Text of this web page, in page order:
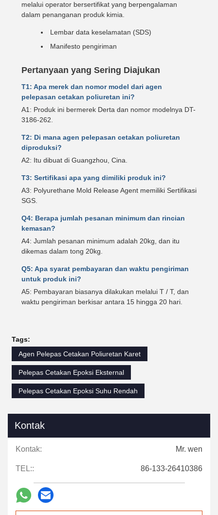
melalui operator bersertifikat yang berpengalaman
dalam penanganan produk kimia.
Lembar data keselamatan (SDS)
Manifesto pengiriman
Pertanyaan yang Sering Diajukan
T1: Apa merek dan nomor model dari agen
pelepasan cetakan poliuretan ini?
A1: Produk ini bermerek Derta dan nomor modelnya DT-
3186-262.
T2: Di mana agen pelepasan cetakan poliuretan
diproduksi?
A2: Itu dibuat di Guangzhou, Cina.
T3: Sertifikasi apa yang dimiliki produk ini?
A3: Polyurethane Mold Release Agent memiliki Sertifikasi
SGS.
Q4: Berapa jumlah pesanan minimum dan rincian
kemasan?
A4: Jumlah pesanan minimum adalah 20kg, dan itu
dikemas dalam tong 20kg.
Q5: Apa syarat pembayaran dan waktu pengiriman
untuk produk ini?
A5: Pembayaran biasanya dilakukan melalui T / T, dan
waktu pengiriman berkisar antara 15 hingga 20 hari.
Tags:
Agen Pelepas Cetakan Poliuretan Karet
Pelepas Cetakan Epoksi Eksternal
Pelepas Cetakan Epoksi Suhu Rendah
Kontak
Kontak: Mr. wen
TEL:: 86-133-26410386